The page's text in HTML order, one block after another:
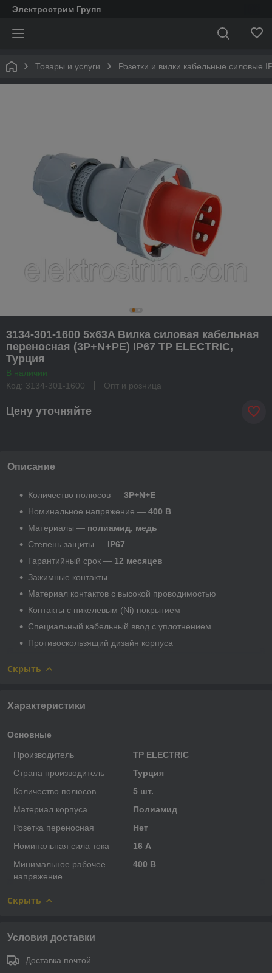
Электрострим Групп
Товары и услуги Розетки и вилки кабельные силовые
3134-301-1600 5x63A Вилка силовая кабельная
переносная (3P+N+PE) IP67 TP ELECTRIC,
Турция
В наличии
Код: 3134-301-1600
Опт и розница
Цену уточняйте
Описание
Количество полюсов — 3P+N+E
Номинальное напряжение — 400 В
Материалы — полиамид, медь
Степень защиты — IP67
Гарантийный срок — 12 месяцев
Зажимные контакты
Материал контактов с высокой проводимостью
Контакты с никелевым (Ni) покрытием
Специальный кабельный ввод с уплотнением
Противоскользящий дизайн корпуса
Скрыть
Характеристики
Основные
Производитель
TP ELECTRIC
Страна производитель
Турция
Количество полюсов
5 шт.
Материал корпуса
Полиамид
Розетка переносная
Нет
Номинальная сила тока
16 А
Минимальное рабочее
напряжение
400 В
Скрыть
Условия доставки
Доставка почтой